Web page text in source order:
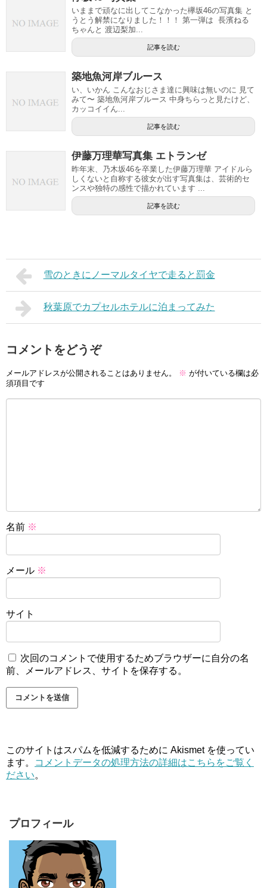
いままで頑なに出してこなかった欅坂46の写真集 と
うとう解禁になりました！！！ 第一弾は 長濱ねる
ちゃんと 渡辺梨加...
記事を読む
築地魚河岸ブルース
い、いかん こんなおじさま達に興味は無いのに 見て
みて〜 築地魚河岸ブルース 中身ちらっと見たけど、
カッコイイん...
記事を読む
伊藤万理華写真集 エトランゼ
昨年末、乃木坂46を卒業した伊藤万理華 アイドルら
しくないと自称する彼女が出す写真集は、芸術的セ
ンスや独特の感性で描かれています ...
記事を読む
雪のときにノーマルタイヤで走ると罰金
秋葉原でカプセルホテルに泊まってみた
コメントをどうぞ
メールアドレスが公開されることはありません。 ※ が付いている欄は必
須項目です
名前 ※
メール ※
サイト
次回のコメントで使用するためブラウザーに自分の名
前、メールアドレス、サイトを保存する。
このサイトはスパムを低減するために Akismet を使ってい
ます。
コメントデータの処理方法の詳細はこちらをご覧く
ださい。
プロフィール